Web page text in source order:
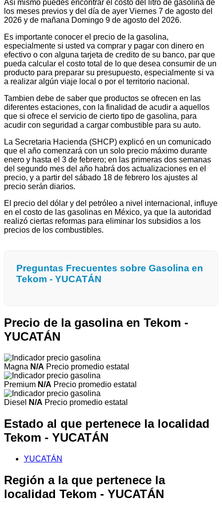
Así mismo puedes encontrar el costo del litro de gasolina de
los meses previos y del día de ayer Viernes 7 de agosto del
2026 y de mañana Domingo 9 de agosto del 2026.
Es importante conocer el precio de la gasolina,
especialmente si usted va comprar y pagar con dinero en
efectivo o con alguna tarjeta de credito de su banco, par que
pueda calcular el costo total de lo que desea consumir de un
producto para preparar su presupuesto, especialmente si va
a realizar algún viaje local o por el territorio nacional.
Tambien debe de saber que productos se ofrecen en las
diferentes estaciones, con la finalidad de acudir a aquellos
que si ofrece el servicio de cierto tipo de gasolina, para
acudir con seguridad a cargar combustible para su auto.
La Secretaria Hacienda (SHCP) explicó en un comunicado
que el año comenzará con un solo precio máximo durante
enero y hasta el 3 de febrero; en las primeras dos semanas
del segundo mes del año habrá dos actualizaciones en el
precio, y a partir del sábado 18 de febrero los ajustes al
precio serán diarios.
El precio del dólar y del petróleo a nivel internacional, influye
en el costo de las gasolinas en México, ya que la autoridad
realizó ciertas reformas para eliminar los subsidios a los
precios de los combustibles.
Preguntas Frecuentes sobre Gasolina en
Tekom - YUCATÁN
Precio de la gasolina en Tekom -
YUCATÁN
Magna N/A Precio promedio estatal
Premium N/A Precio promedio estatal
Diesel N/A Precio promedio estatal
Estado al que pertenece la localidad
Tekom - YUCATÁN
YUCATÁN
Región a la que pertenece la
localidad Tekom - YUCATÁN